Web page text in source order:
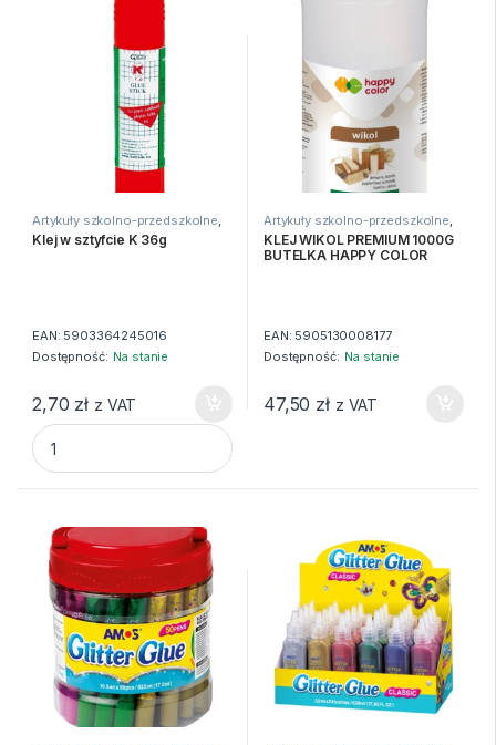
Artykuły szkolno-przedszkolne
Kleje Kleje i nożyczki
Klej w sztyfcie K 36g
EAN: 5903364245016
Dostępność: Na stanie
2,70 zł z VAT
Klej w sztyfcie K 36g quantity
Artykuły szkolno-przedszkolne
Kleje ,Kleje i nożyczki
KLEJ WIKOL PREMIUM 1000G
BUTELKA HAPPY COLOR
EAN: 5905130008177
Dostępność: Na stanie
47,50 zł z VAT